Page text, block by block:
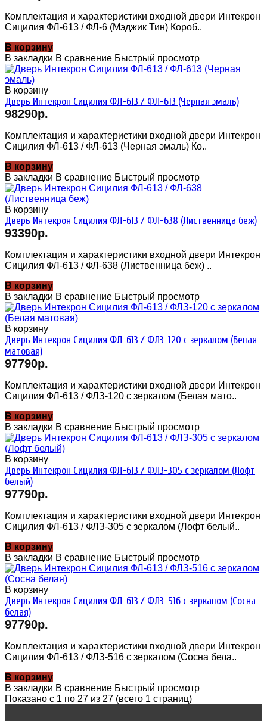
Комплектация и характеристики входной двери Интекрон
Сицилия ФЛ-613 / ФЛ-6 (Мэджик Тин) Короб..
В корзину
В закладки В сравнение Быстрый просмотр
В корзину
Дверь Интекрон Сицилия ФЛ-613 / ФЛ-613 (Черная эмаль)
98290р.
Комплектация и характеристики входной двери Интекрон
Сицилия ФЛ-613 / ФЛ-613 (Черная эмаль) Ко..
В корзину
В закладки В сравнение Быстрый просмотр
В корзину
Дверь Интекрон Сицилия ФЛ-613 / ФЛ-638 (Лиственница беж)
93390р.
Комплектация и характеристики входной двери Интекрон
Сицилия ФЛ-613 / ФЛ-638 (Лиственница беж) ..
В корзину
В закладки В сравнение Быстрый просмотр
В корзину
Дверь Интекрон Сицилия ФЛ-613 / ФЛЗ-120 с зеркалом (Белая
матовая)
97790р.
Комплектация и характеристики входной двери Интекрон
Сицилия ФЛ-613 / ФЛЗ-120 с зеркалом (Белая мато..
В корзину
В закладки В сравнение Быстрый просмотр
В корзину
Дверь Интекрон Сицилия ФЛ-613 / ФЛЗ-305 с зеркалом (Лофт
белый)
97790р.
Комплектация и характеристики входной двери Интекрон
Сицилия ФЛ-613 / ФЛЗ-305 с зеркалом (Лофт белый..
В корзину
В закладки В сравнение Быстрый просмотр
В корзину
Дверь Интекрон Сицилия ФЛ-613 / ФЛЗ-516 с зеркалом (Сосна
белая)
97790р.
Комплектация и характеристики входной двери Интекрон
Сицилия ФЛ-613 / ФЛЗ-516 с зеркалом (Сосна бела..
В корзину
В закладки В сравнение Быстрый просмотр
Показано с 1 по 27 из 27 (всего 1 страниц)